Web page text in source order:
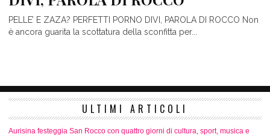
PELLE’ E ZAZA? PERFETTI PORNO DIVI, PAROLA DI ROCCO Non
è ancora guarita la scottatura della sconfitta per...
ULTIMI ARTICOLI
Aurisina festeggia San Rocco con quattro giorni di cultura, sport, musica e